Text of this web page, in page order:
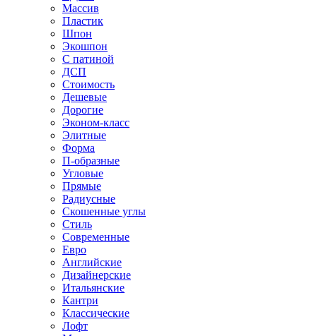
Массив
Пластик
Шпон
Экошпон
С патиной
ДСП
Стоимость
Дешевые
Дорогие
Эконом-класс
Элитные
Форма
П-образные
Угловые
Прямые
Радиусные
Скошенные углы
Стиль
Современные
Евро
Английские
Дизайнерские
Итальянские
Кантри
Классические
Лофт